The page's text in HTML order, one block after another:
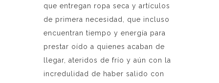
que entregan ropa seca y artículos
de primera necesidad, que incluso
encuentran tiempo y energía para
prestar oído a quienes acaban de
llegar, ateridos de frío y aún con la
incredulidad de haber salido con